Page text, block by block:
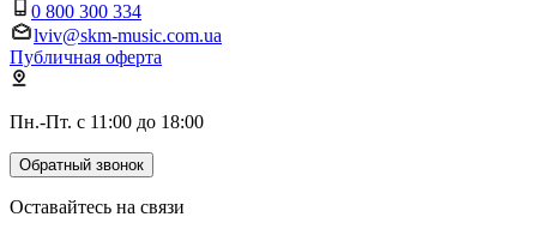
0 800 300 334
lviv@skm-music.com.ua
Публичная оферта
Пн.-Пт. с 11:00 до 18:00
Обратный звонок
Оставайтесь на связи